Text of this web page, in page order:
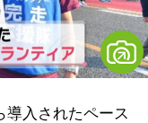
入されたペース